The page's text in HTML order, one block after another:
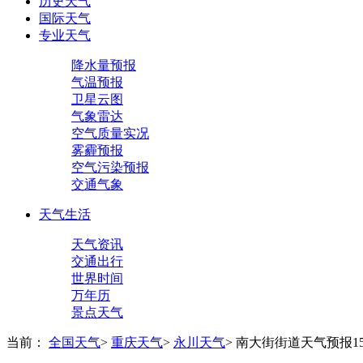
国际天气
专业天气
降水量预报
气温预报
卫星云图
气象雷达
空气质量实况
雾霾预报
空气污染预报
交通气象
天气生活
天气资讯
交通出行
世界时间
万年历
景点天气
当前： 全国天气> 重庆天气> 永川天气> 南大街街道天气预报